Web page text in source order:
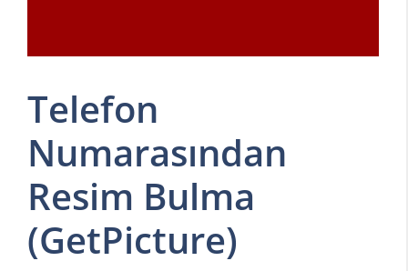
Telefon
Numarasından
Resim Bulma
(GetPicture)